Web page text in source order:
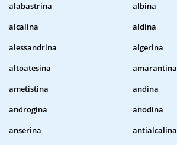
alabastrina
albina
alcalina
aldina
alessandrina
algerina
altoatesina
amarantina
ametistina
andina
androgina
anodina
anserina
antialcalina